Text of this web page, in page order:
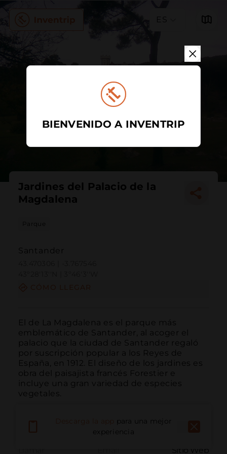
ES
Jardines del Palacio de la
Magdalena
Parque
Santander
El de La Magdalena es el parque más
emblemático de Santander, al acoger el
palacio que la ciudad de Santander regaló
por suscripción popular a los Reyes de
España, en 1912. El diseño de los jardines es
obra del paisajista francés Forestier e
incluye una gran variedad de especies
vegetales.
Sitio Web
para una mejor
experiencia
BIENVENIDO A INVENTRIP